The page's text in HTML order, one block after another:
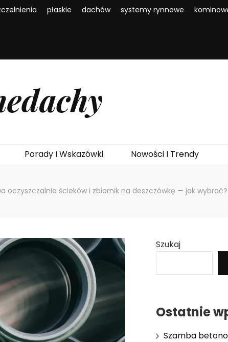
płaskie dachów systemy rynnowe
Porady I Wskazówki Nowości I Trendy
oczyszczalnia ścieków i zbiornik na deszczówkę — jak wybrać?
Szukaj
Ostatnie
Szamba